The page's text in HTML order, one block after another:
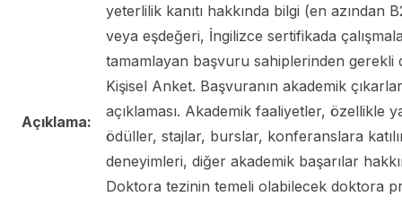
Açıklama:
yeterlilik kanıtı hakkında bilgi (en azından
veya eşdeğeri, İngilizce sertifikada
tamamlayan başvuru sahiplerinden gerekli
Kişisel Anket. Başvuranın akademik
açıklaması. Akademik faaliyetler, özellikle
ödüller, stajlar, burslar, konferanslara
deneyimleri, diğer akademik başarılar
Doktora tezinin temeli olabilecek doktora